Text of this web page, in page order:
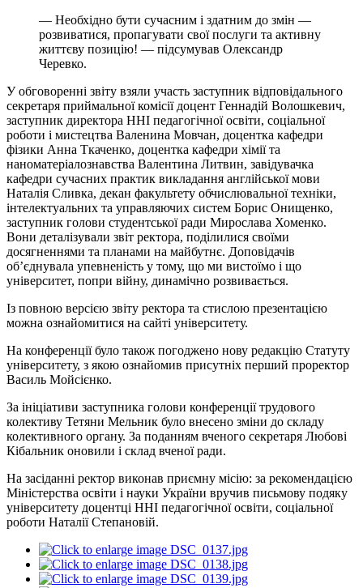
— Необхідно бути сучасним і здатним до змін —
розвиватися, пропагувати свої послуги та активну
життєву позицію! — підсумував Олександр
Черевко.
У обговоренні звіту взяли участь заступник відповідального
секретаря приймальної комісії доцент Геннадій Волошкевич,
заступник директора ННІ педагогічної освіти, соціальної
роботи і мистецтва Валенина Мовчан, доцентка кафедри
фізики Анна Ткаченко, доцентка кафедри хімії та
наноматеріалознавства Валентина Литвин, завідувачка
кафедри сучасних практик викладання англійської мови
Наталія Сливка, декан факультету обчислювальної техніки,
інтелектуальних та управляючих систем Борис Онищенко,
заступник голови студентської ради Мирослава Хоменко.
Вони деталізували звіт ректора, поділилися своїми
досягненнями та планами на майбутнє. Доповідачів
об’єднувала упевненість у тому, що ми вистоїмо і що
університет, попри війну, динамічно розвивається.
Із повною версією звіту ректора та стислою презентацією
можна ознайомитися на сайті університету.
На конференції було також погоджено нову редакцію Статуту
університету, з якою ознайомив присутніх перший проректор
Василь Мойсієнко.
За ініціативи заступника голови конференції трудового
колективу Тетяни Мельник було внесено зміни до складу
колективного органу. За поданням вченого секретаря Любові
Кібальник оновили і склад вченої ради.
На засіданні ректор виконав приємну місію: за рекомендацією
Міністерства освіти і науки України вручив письмову подяку
університету доцентці ННІ педагогічної освіти, соціальної
роботи Наталії Степановій.